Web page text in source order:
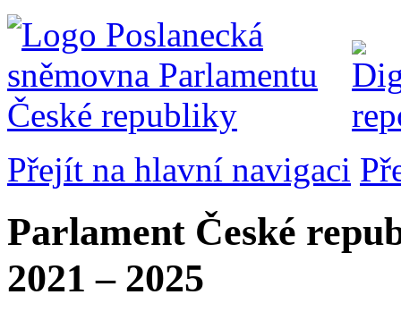
Přejít na hlavní navigaci
Parlament České
2021 – 2025